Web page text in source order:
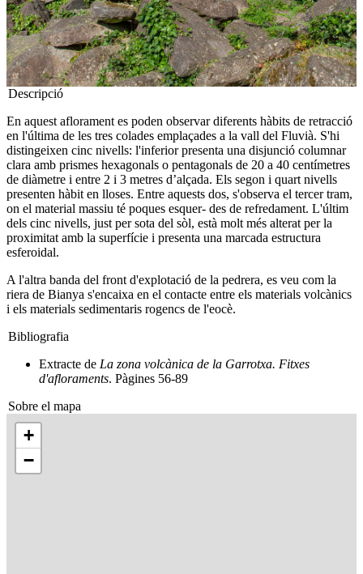
Descripció
En aquest aflorament es poden observar diferents hàbits de retracció
en l'última de les tres colades emplaçades a la vall del Fluvià. S'hi
distingeixen cinc nivells: l'inferior presenta una disjunció columnar
clara amb prismes hexagonals o pentagonals de 20 a 40 centímetres
de diàmetre i entre 2 i 3 metres d’alçada. Els segon i quart nivells
presenten hàbit en lloses. Entre aquests dos, s'observa el tercer tram,
on el material massiu té poques esquer- des de refredament. L'últim
dels cinc nivells, just per sota del sòl, està molt més alterat per la
proximitat amb la superfície i presenta una marcada estructura
esferoidal.
A l'altra banda del front d'explotació de la pedrera, es veu com la
riera de Bianya s'encaixa en el contacte entre els materials volcànics
i els materials sedimentaris rogencs de l'eocè.
Bibliografia
Extracte de La zona volcànica de la Garrotxa. Fitxes
d'afloraments. Pàgines 56-89
Sobre el mapa
+
−